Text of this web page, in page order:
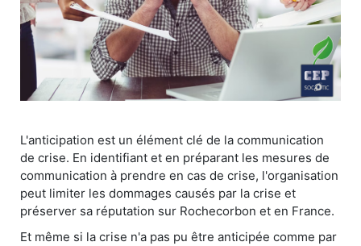
L'anticipation est un élément clé de la communication
de crise. En identifiant et en préparant les mesures de
communication à prendre en cas de crise, l'organisation
peut limiter les dommages causés par la crise et
préserver sa réputation sur Rochecorbon et en France.
Et même si la crise n'a pas pu être anticipée comme par